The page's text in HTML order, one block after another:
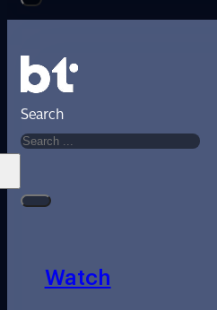
Search
Watch